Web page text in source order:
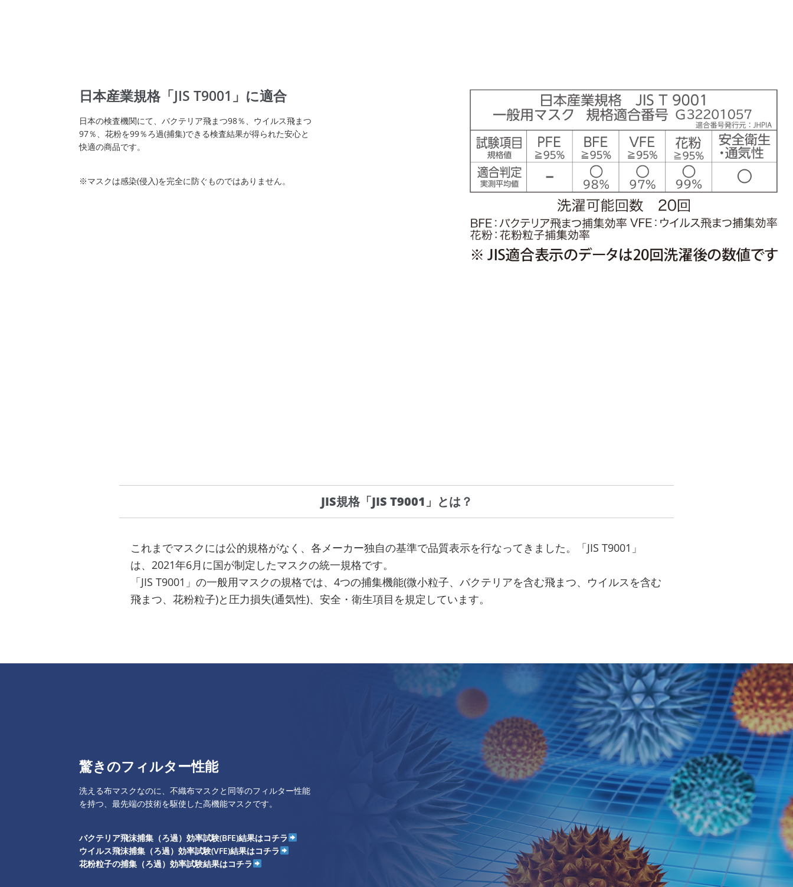
日本産業規格「JIS T9001」に適合
日本の検査機関にて、バクテリア飛まつ98％、ウイルス飛まつ
97％、花粉を99％ろ過(捕集)できる検査結果が得られた安心と
快適の商品です。
※マスクは感染(侵入)を完全に防ぐものではありません。
JIS規格「JIS T9001」とは？
これまでマスクには公的規格がなく、各メーカー独自の基準で品質表示を行なってきました。「JIS T9001」
は、2021年6月に国が制定したマスクの統一規格です。
「JIS T9001」の一般用マスクの規格では、4つの捕集機能(微小粒子、バクテリアを含む飛まつ、ウイルスを含む
飛まつ、花粉粒子)と圧力損失(通気性)、安全・衛生項目を規定しています。
驚きのフィルター性能
洗える布マスクなのに、不織布マスクと同等のフィルター性能
を持つ、最先端の技術を駆使した高機能マスクです。
バクテリア飛沫捕集（ろ過）効率試験(BFE)結果はコチラ
ウイルス飛沫捕集（ろ過）効率試験(VFE)結果はコチラ
花粉粒子の捕集（ろ過）効率試験結果はコチラ